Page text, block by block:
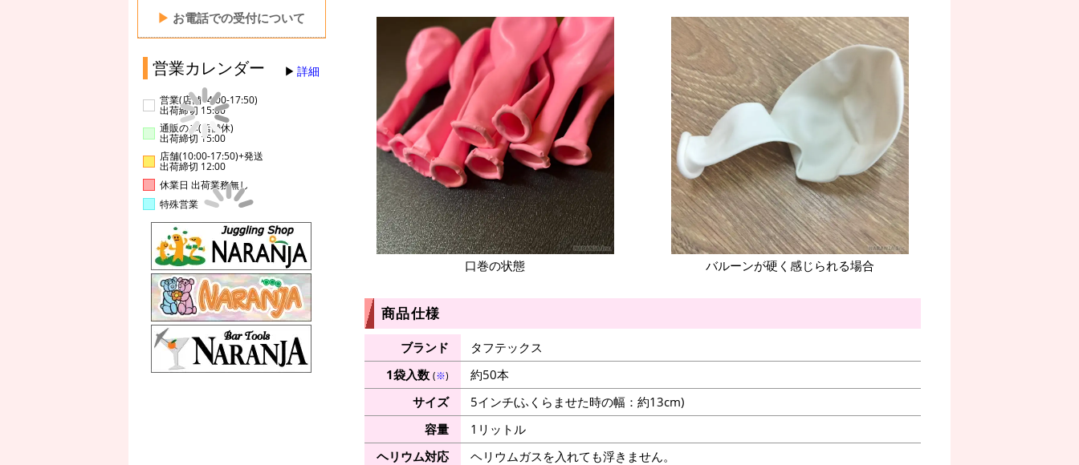
▶ お電話での受付について
営業カレンダー 詳細
営業(店舗14:00-17:50)
出荷締切 15:00
通販のみ(店舗休)
出荷締切 15:00
店舗(10:00-17:50)+発送
出荷締切 12:00
休業日 出荷業務無し
特殊営業
口巻の状態 バルーンが硬く感じられる場合
商品仕様
ブランド
タフテックス
1袋入数 (※)
約50本
サイズ
5インチ(ふくらませた時の幅：約13cm)
容量
1リットル
ヘリウム対応
ヘリウムガスを入れても浮きません。